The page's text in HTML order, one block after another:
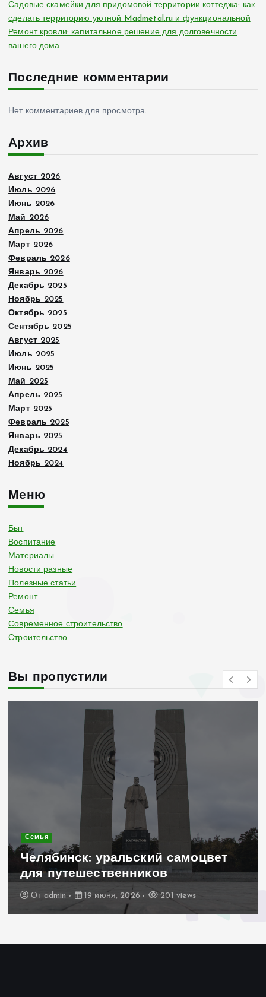
Садовые скамейки для придомовой территории коттеджа: как
сделать территорию уютной Madmetal.ru и функциональной
Ремонт кровли: капитальное решение для долговечности
вашего дома
Последние комментарии
Нет комментариев для просмотра.
Архив
Август 2026
Июль 2026
Июнь 2026
Май 2026
Апрель 2026
Март 2026
Февраль 2026
Январь 2026
Декабрь 2025
Ноябрь 2025
Октябрь 2025
Сентябрь 2025
Август 2025
Июль 2025
Июнь 2025
Май 2025
Апрель 2025
Март 2025
Февраль 2025
Январь 2025
Декабрь 2024
Ноябрь 2024
Меню
Быт
Воспитание
Материалы
Новости разные
Полезные статьи
Ремонт
Семья
Современное строительство
Строительство
Вы пропустили
Современное строительство
Керамогранит «под дерево»:
стильное и практичное решение
для дачного домика
От admin 19 июня, 2026 191 views